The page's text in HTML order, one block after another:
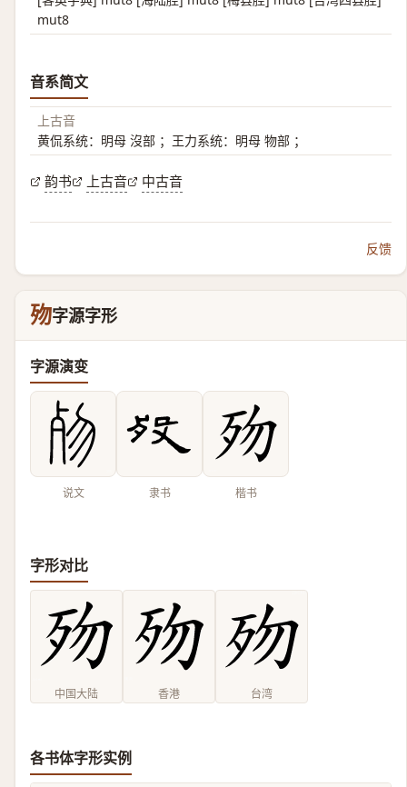
mut8
音系简文
上古音
黄侃系统：明母 沒部 ；王力系统：明母 物部 ；
韵书 上古音 中古音
反馈
歾字源字形
字源演变
说文 隶书 楷书
字形对比
中国大陆 香港 台湾
各书体字形实例